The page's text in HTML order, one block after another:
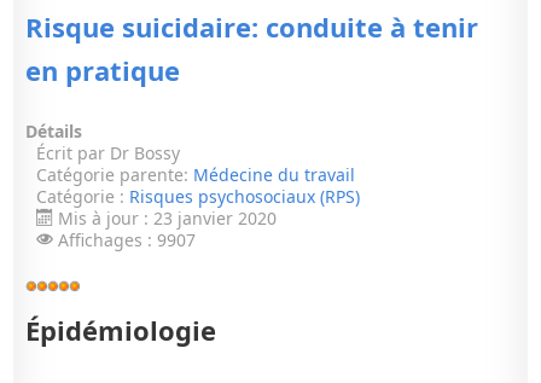
Risque suicidaire: conduite à tenir
en pratique
Détails
Écrit par Dr Bossy
Catégorie parente: Médecine du travail
Catégorie : Risques psychosociaux (RPS)
Mis à jour : 23 janvier 2020
Affichages : 9907
Vote
Épidémiologie